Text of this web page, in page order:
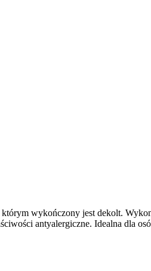
wykończony jest dekolt.
antyalergiczne. Idealna dla